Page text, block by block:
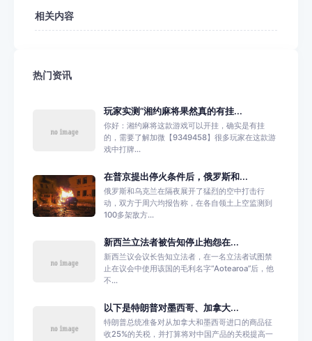
相关内容
热门资讯
玩家实测“湘约麻将果然真的有挂...
你好：湘约麻将这款游戏可以开挂，确实是有挂
的，需要了解加微【9349458】很多玩家在这款游
戏中打牌...
在普京提出停火条件后，俄罗斯和...
俄罗斯和乌克兰在隔夜展开了猛烈的空中打击行
动，双方于周六均报告称，在各自领土上空监测到
100多架敌方...
新西兰立法者被告知停止抱怨在...
新西兰议会议长告知立法者，在一名立法者试图禁
止在议会中使用该国的毛利名字“Aotearoa”后，他
不...
以下是特朗普对墨西哥、加拿大...
特朗普总统准备对从加拿大和墨西哥进口的商品征
收25%的关税，并打算将对中国产品的关税提高一